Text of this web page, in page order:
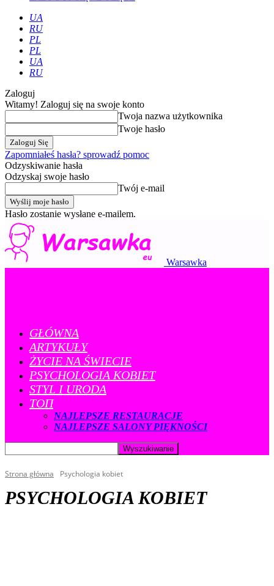
UA
RU
PL
PL
UA
RU
Zaloguj
Witamy! Zaloguj się na swoje konto
Twoja nazwa użytkownika
Twoje hasło
Zapomniałeś hasła? sprowadź pomoc
Odzyskiwanie hasła
Odzyskaj swoje hasło
Twój e-mail
Hasło zostanie wysłane e-mailem.
Warsawka
GŁÓWNA
ARTYKUŁY
ŻYCIE NA ŚWIECIE
PSYCHOLOGIA KOBIET
STYL I URODA
ТОП
NAJLEPSZE RESTAURACJE
NAJLEPSZE SALONY PIĘKNOŚCI
Strona główna Psychologia kobiet
PSYCHOLOGIA KOBIET